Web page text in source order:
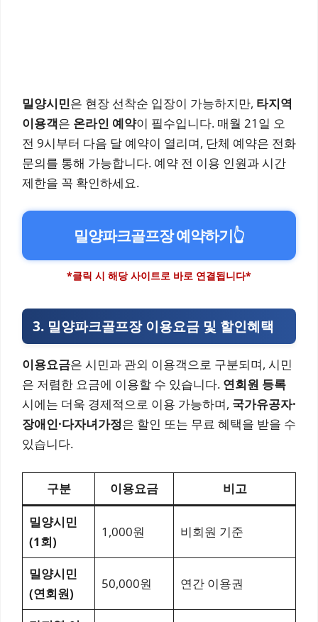
밀양시민은 현장 선착순 입장이 가능하지만, 타지역
이용객은 온라인 예약이 필수입니다. 매월 21일 오
전 9시부터 다음 달 예약이 열리며, 단체 예약은 전화
문의를 통해 가능합니다. 예약 전 이용 인원과 시간
제한을 꼭 확인하세요.
밀양파크골프장 예약하기👆
*클릭 시 해당 사이트로 바로 연결됩니다*
3. 밀양파크골프장 이용요금 및 할인혜택
이용요금은 시민과 관외 이용객으로 구분되며, 시민
은 저렴한 요금에 이용할 수 있습니다. 연회원 등록
시에는 더욱 경제적으로 이용 가능하며, 국가유공자·
장애인·다자녀가정은 할인 또는 무료 혜택을 받을 수
있습니다.
구분 이용요금 비고
밀양시민
(1회)
1,000원 비회원 기준
밀양시민
(연회원)
50,000원 연간 이용권